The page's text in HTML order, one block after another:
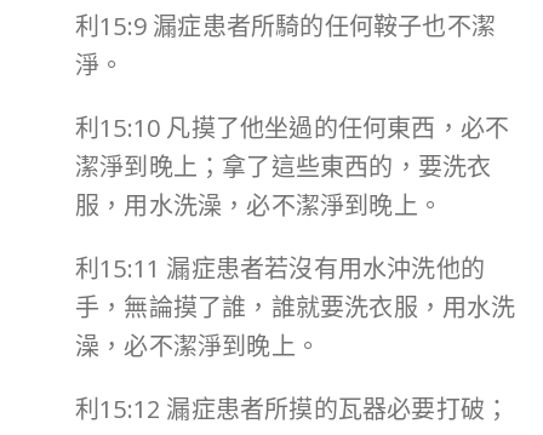
利15:9 漏症患者所騎的任何鞍子也不潔
淨。
利15:10 凡摸了他坐過的任何東西，必不
潔淨到晚上；拿了這些東西的，要洗衣
服，用水洗澡，必不潔淨到晚上。
利15:11 漏症患者若沒有用水沖洗他的
手，無論摸了誰，誰就要洗衣服，用水洗
澡，必不潔淨到晚上。
利15:12 漏症患者所摸的瓦器必要打破；